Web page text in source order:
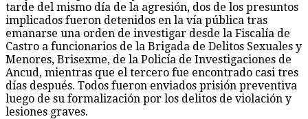
tarde del mismo día de la agresión, dos de los presuntos
implicados fueron detenidos en la vía pública tras
emanarse una orden de investigar desde la Fiscalía de
Castro a funcionarios de la Brigada de Delitos Sexuales y
Menores, Brisexme, de la Policía de Investigaciones de
Ancud, mientras que el tercero fue encontrado casi tres
días después. Todos fueron enviados prisión preventiva
luego de su formalización por los delitos de violación y
lesiones graves.